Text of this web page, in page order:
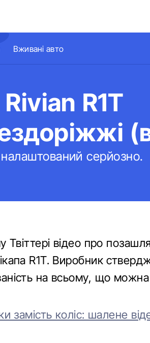
Вживані авто
R1T
серйозно.
відео про
R1T. Виробник
на всьому, що можна
замість коліс: шалене